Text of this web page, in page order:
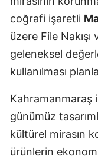
coğrafi işaretli
üzere File
geleneksel
kullanılması
Kahramanmaraş
günümüz
kültürel mirasın
ürünlerin